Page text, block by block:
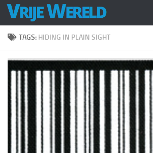
Doorgaan naar inhoud
TAGS: HIDING IN PLAIN SIGHT